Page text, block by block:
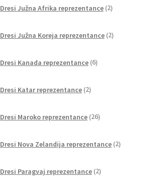
Dresi Južna Afrika reprezentance 2izdelka
Dresi Južna Koreja reprezentance 2izdelka
Dresi Kanada reprezentance 6izdelkov
Dresi Katar reprezentance 2izdelka
Dresi Maroko reprezentance 26izdelkov
Dresi Nova Zelandija reprezentance 2izdelka
Dresi Paragvaj reprezentance 2izdelka